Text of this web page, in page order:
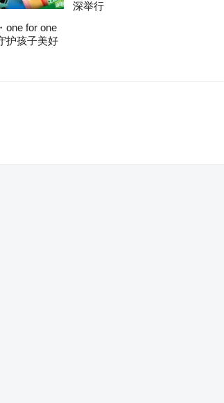
one for one
护孩子美好
深举行